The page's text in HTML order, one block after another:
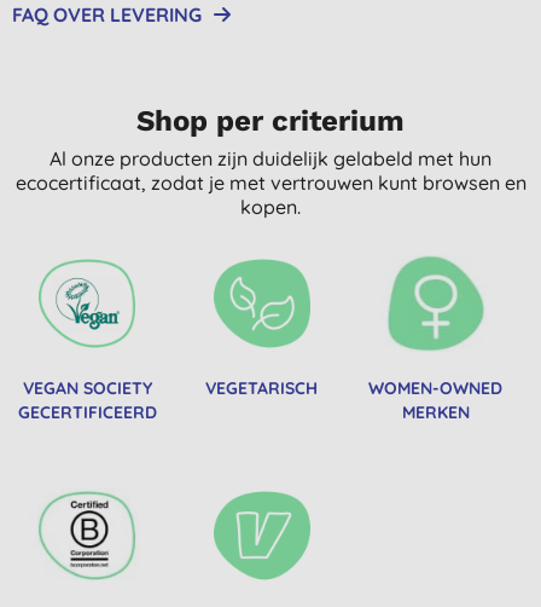
FAQ OVER LEVERING
Shop per criterium
Al onze producten zijn duidelijk gelabeld met hun
ecocertificaat, zodat je met vertrouwen kunt browsen en
kopen.
VEGAN SOCIETY
GECERTIFICEERD
VEGETARISCH
WOMEN-OWNED
MERKEN